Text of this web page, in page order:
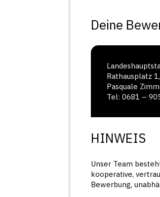
Deine
Rathausplatz
Pasquale
Tel: 0681 –
HINWEIS
Unser Team
kooperative,
Bewerbung,